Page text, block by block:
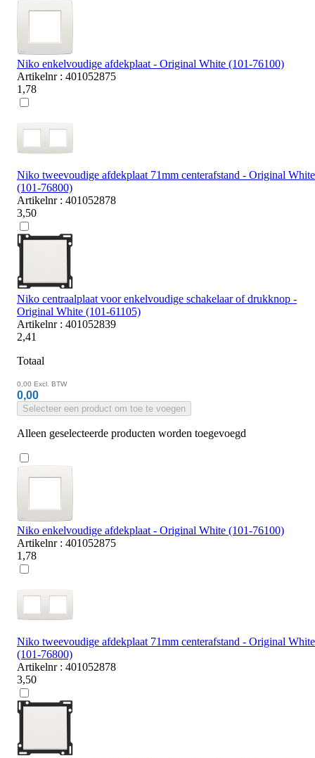
Niko enkelvoudige afdekplaat - Original White (101-76100)
Artikelnr : 401052875
1,78
Niko tweevoudige afdekplaat 71mm centerafstand - Original White
(101-76800)
Artikelnr : 401052878
3,50
Niko centraalplaat voor enkelvoudige schakelaar of drukknop -
Original White (101-61105)
Artikelnr : 401052839
2,41
Totaal
0,00 Excl. BTW
0,00
Selecteer een product om toe te voegen
Alleen geselecteerde producten worden toegevoegd
Niko enkelvoudige afdekplaat - Original White (101-76100)
Artikelnr : 401052875
1,78
Niko tweevoudige afdekplaat 71mm centerafstand - Original White
(101-76800)
Artikelnr : 401052878
3,50